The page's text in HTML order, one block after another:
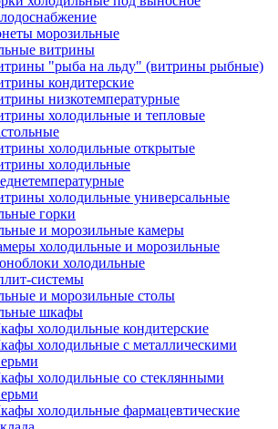
морозильные
витрины
"рыба на льду" (витрины рыбные)
кондитерские
низкотемпературные
холодильные и тепловые
холодильные открытые
холодильные
холодильные универсальные
горки
и морозильные камеры
холодильные и морозильные
холодильные
системы
и морозильные столы
шкафы
холодильные кондитерские
холодильные с металлическими
холодильные со стеклянными
холодильные фармацевтические